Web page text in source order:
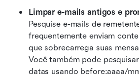
Limpar e-mails antigos e
Pesquise e-mails de
frequentemente enviam
que sobrecarrega suas
Você também pode
datas usando before:aaaa/